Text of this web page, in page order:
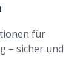
für
– sicher und